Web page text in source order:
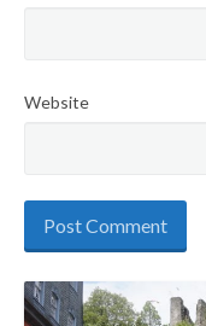
Website